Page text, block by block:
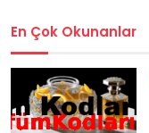
En Çok Okunanlar